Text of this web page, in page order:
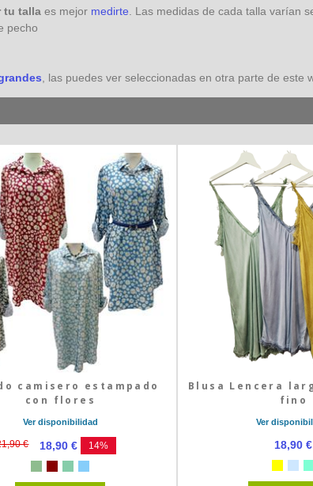
tu talla es mejor medirte . Las medidas de cada talla varían
pecho
, las puedes ver seleccionadas en otra parte de este
camisero estampado
con flores
Ver disponibilidad
€ 18,90 € 14%
Blusa Lencera
fino
Ver
18,90 €